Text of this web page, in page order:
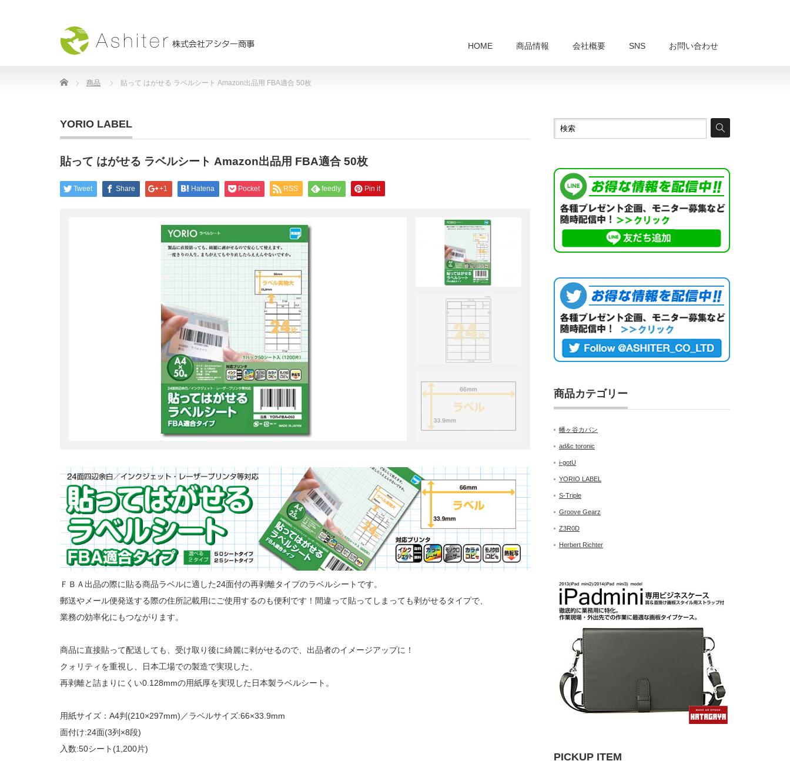
HOME 商品情報 会社概要 SNS お問い合わせ
Home 商品 貼って はがせる ラベルシート Amazon出品用 FBA適合 50枚
YORIO LABEL
貼って はがせる ラベルシート Amazon出品用 FBA適合 50枚
Tweet Share +1 Hatena Pocket RSS feedly Pin it
ＦＢＡ出品の際に貼る商品ラベルに適した24面付の再剥離タイプのラベルシートです。
郵送やメール便発送する際の住所記載用にご使用するのも便利です！間違って貼ってしまっても剥がせるタイプで、
業務の効率化にもつながります。
商品に直接貼って配送しても、受け取り後に綺麗に剥がせるので、出品者のイメージアップに！
クォリティを重視し、日本工場での製造で実現した、
再剥離と詰まりにくい0.128mmの用紙厚を実現した日本製ラベルシート。
用紙サイズ：A4判(210×297mm)／ラベルサイズ:66×33.9mm
面付け:24面(3列×8段)
入数:50シート(1,200片)
商品カテゴリー
幡ヶ谷カバン
ad&c toronic
i-gotU
YORIO LABEL
S-Triple
Groove Gearz
Z3R0D
Herbert Richter
PICKUP ITEM